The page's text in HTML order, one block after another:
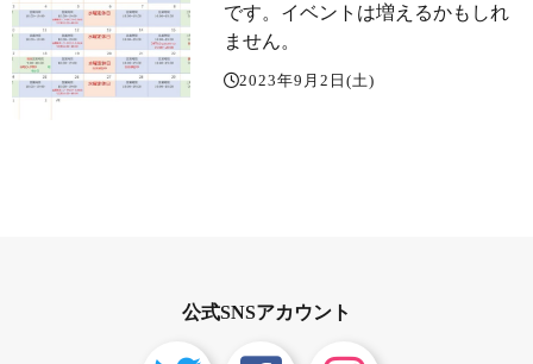
です。イベントは増えるかもしれ
ません。
2023年9月2日(土)
公式SNSアカウント